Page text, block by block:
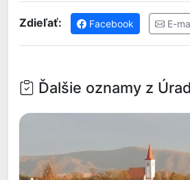
Zdieľať: Facebook E-
Ďalšie oznamy z